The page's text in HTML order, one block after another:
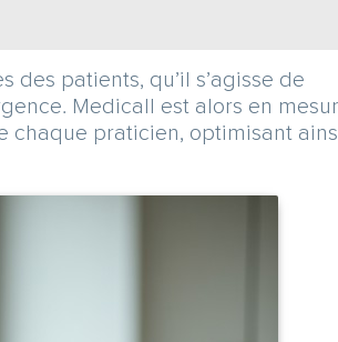
patients, qu’il s’agisse de
Medicall est alors en
chaque praticien, optimisant